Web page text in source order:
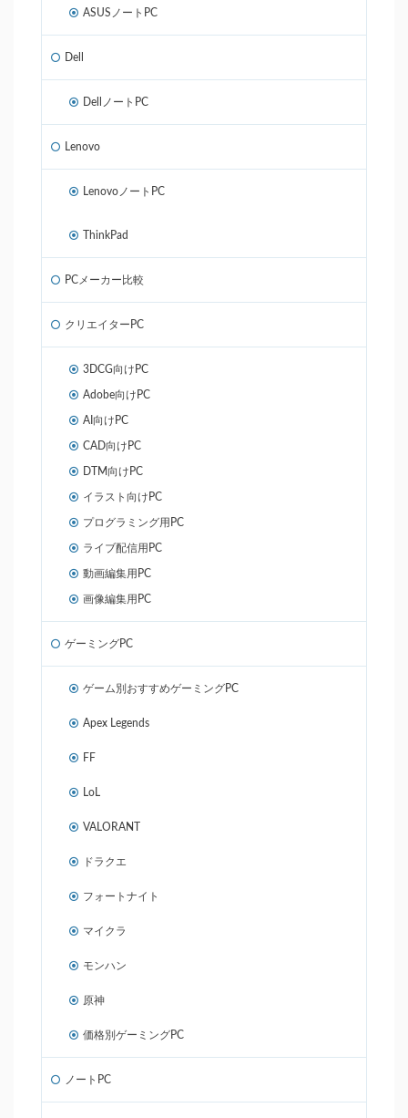
ASUSノートPC
Dell
DellノートPC
Lenovo
LenovoノートPC
ThinkPad
PCメーカー比較
クリエイターPC
3DCG向けPC
Adobe向けPC
AI向けPC
CAD向けPC
DTM向けPC
イラスト向けPC
プログラミング用PC
ライブ配信用PC
動画編集用PC
画像編集用PC
ゲーミングPC
ゲーム別おすすめゲーミングPC
Apex Legends
FF
LoL
VALORANT
ドラクエ
フォートナイト
マイクラ
モンハン
原神
価格別ゲーミングPC
ノートPC